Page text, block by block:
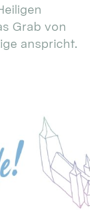
Grab von
anspricht.